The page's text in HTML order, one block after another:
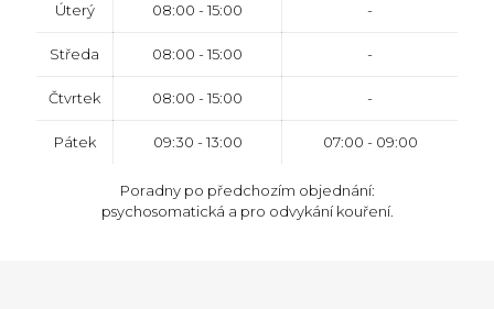
Úterý 08:00 - 15:00 -
Středa 08:00 - 15:00 -
Čtvrtek 08:00 - 15:00 -
Pátek 09:30 - 13:00 07:00 - 09:00
Poradny po předchozím objednání:
psychosomatická a pro odvykání kouření.